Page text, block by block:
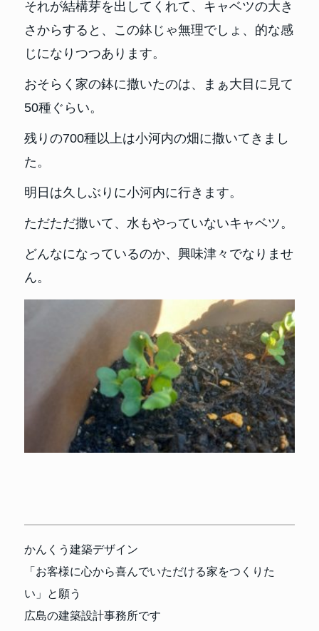
それが結構芽を出してくれて、キャベツの大き
さからすると、この鉢じゃ無理でしょ、的な感
じになりつつあります。
おそらく家の鉢に撒いたのは、まぁ大目に見て
50種ぐらい。
残りの700種以上は小河内の畑に撒いてきまし
た。
明日は久しぶりに小河内に行きます。
ただただ撒いて、水もやっていないキャベツ。
どんなになっているのか、興味津々でなりませ
ん。
かんくう建築デザイン
「お客様に心から喜んでいただける家をつくりた
い」と願う
広島の建築設計事務所です